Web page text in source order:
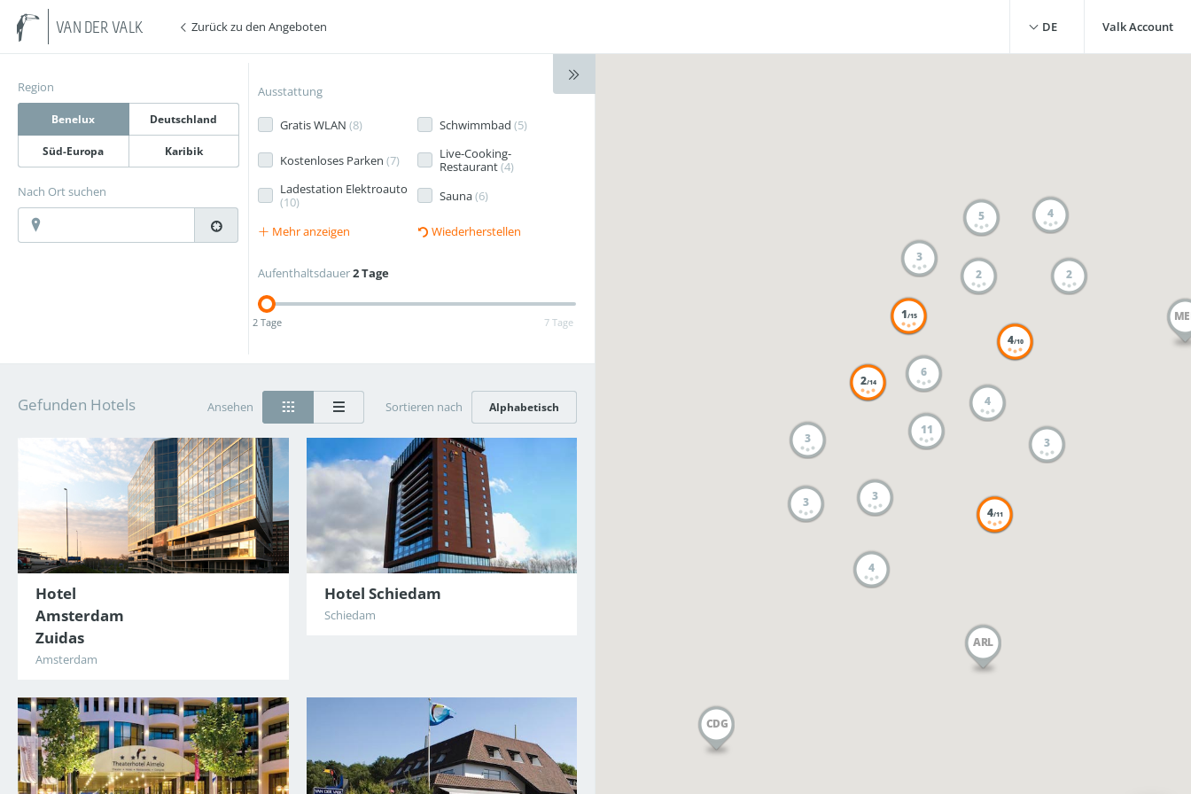
VAN DER VALK Zurück zu den Angeboten DE Valk Account
Region
Benelux Deutschland
Süd-Europa Karibik
Nach Ort suchen
Ausstattung
Gratis WLAN (8) Schwimmbad (5)
Kostenloses Parken (7)
Live-Cooking-
Restaurant(4)
Ladestation Elektroauto
(10) Sauna(6)
Mehr anzeigen Wiederherstellen
Aufenthaltsdauer2 Tage
7 Tage
2 Tage
Gefunden Hotels Ansehen Sortieren nach Alphabetisch
Hotel
Amsterdam
Zuidas
Amsterdam
Hotel Schiedam
Schiedam
ARL
CDG
11
1/15
4/10
2/14
5 4
2
2
4
6
3
3
4/11
3
3 3
4